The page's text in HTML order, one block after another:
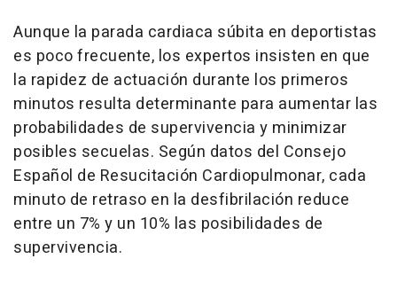
Aunque la parada cardiaca súbita en deportistas
es poco frecuente, los expertos insisten en que
la rapidez de actuación durante los primeros
minutos resulta determinante para aumentar las
probabilidades de supervivencia y minimizar
posibles secuelas. Según datos del Consejo
Español de Resucitación Cardiopulmonar, cada
minuto de retraso en la desfibrilación reduce
entre un 7% y un 10% las posibilidades de
supervivencia.